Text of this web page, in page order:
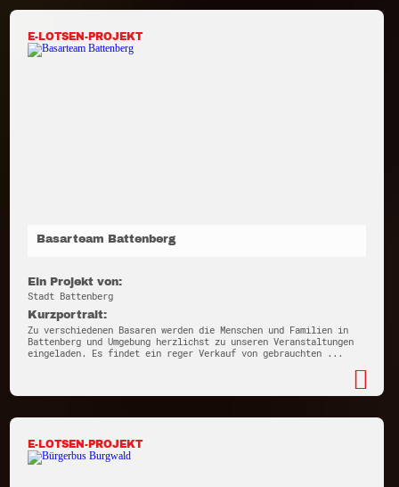
E-LOTSEN-PROJEKT
Basarteam Battenberg
Ein Projekt von:
Stadt Battenberg
Kurzportrait:
Zu verschiedenen Basaren werden die Menschen und Familien in
Battenberg und Umgebung herzlichst zu unseren Veranstaltungen
eingeladen. Es findet ein reger Verkauf von gebrauchten ...
E-LOTSEN-PROJEKT